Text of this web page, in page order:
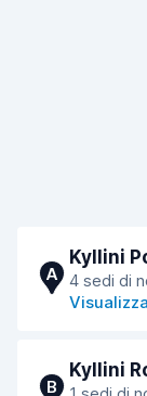
A
Kyllini
4 sedi di
B
Kyllini